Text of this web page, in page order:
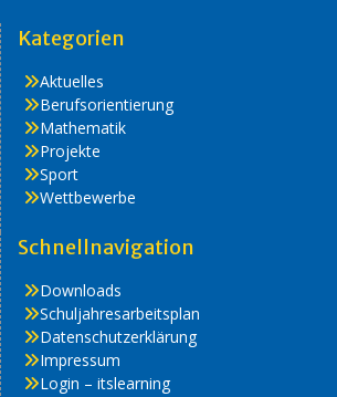
Kategorien
Aktuelles
Berufsorientierung
Mathematik
Projekte
Sport
Wettbewerbe
Schnellnavigation
Downloads
Schuljahresarbeitsplan
Datenschutzerklärung
Impressum
Login – itslearning